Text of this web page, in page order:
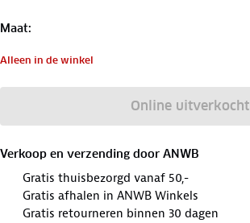
Maat:
Alleen in de winkel
Online uitverkocht
Verkoop en verzending door ANWB
Gratis thuisbezorgd vanaf 50,-
Gratis afhalen in ANWB Winkels
Gratis retourneren binnen 30 dagen